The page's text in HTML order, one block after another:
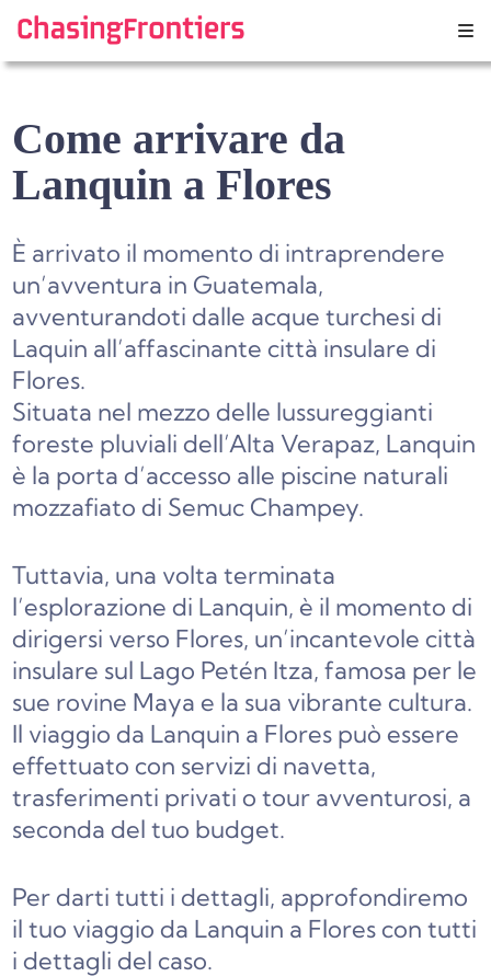
content
Come arrivare da
Lanquin a Flores
È arrivato il momento di intraprendere
un’avventura in Guatemala,
avventurandoti dalle acque turchesi di
Laquin all’affascinante città insulare di
Flores.
Situata nel mezzo delle lussureggianti
foreste pluviali dell’Alta Verapaz, Lanquin
è la porta d’accesso alle piscine naturali
mozzafiato di Semuc Champey.
Tuttavia, una volta terminata
l’esplorazione di Lanquin, è il momento di
dirigersi verso Flores, un’incantevole città
insulare sul Lago Petén Itza, famosa per le
sue rovine Maya e la sua vibrante cultura.
Il viaggio da Lanquin a Flores può essere
effettuato con servizi di navetta,
trasferimenti privati o tour avventurosi, a
seconda del tuo budget.
Per darti tutti i dettagli, approfondiremo
il tuo viaggio da Lanquin a Flores con tutti
i dettagli del caso.